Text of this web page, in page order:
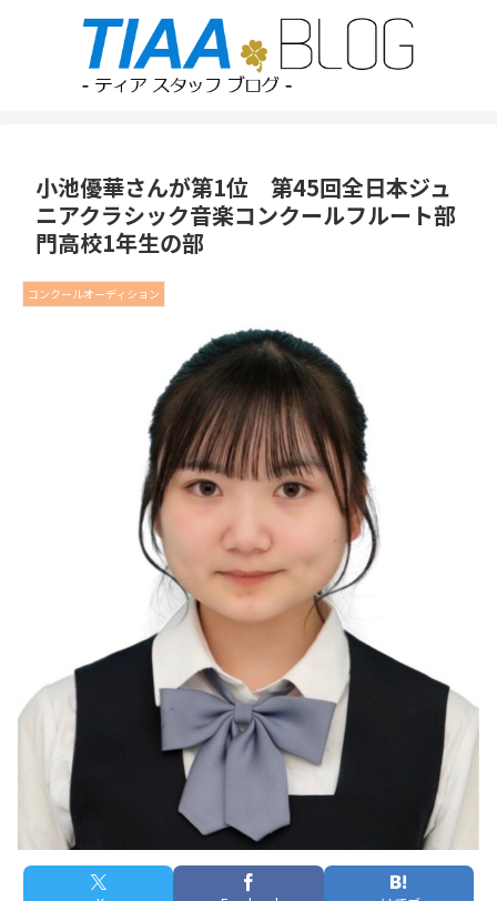
小池優華さんが第1位 第45回全日本ジュ
ニアクラシック音楽コンクールフルート部
門高校1年生の部
コンクールオーディション